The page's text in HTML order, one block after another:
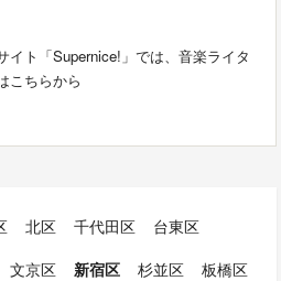
イト「Supernice!」では、音楽ライタ
こちらから
北区 千代田区
台東区
文京区 新宿区 杉並区
板橋区